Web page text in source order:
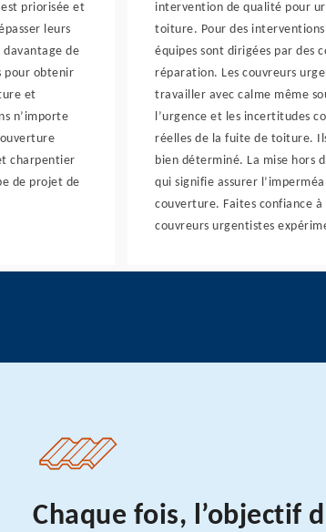
priorisée et
leurs
de
pour obtenir
et
n’importe
charpentier
de projet de
intervention de qualité pour
toiture. Pour des
équipes sont dirigées par des
réparation. Les couvreurs
travailler avec calme même
l’urgence et les incertitudes
réelles de la fuite de toiture.
bien déterminé. La mise hors
qui signifie assurer
couverture. Faites confiance à
couvreurs urgentistes
Chaque fois, l’objectif